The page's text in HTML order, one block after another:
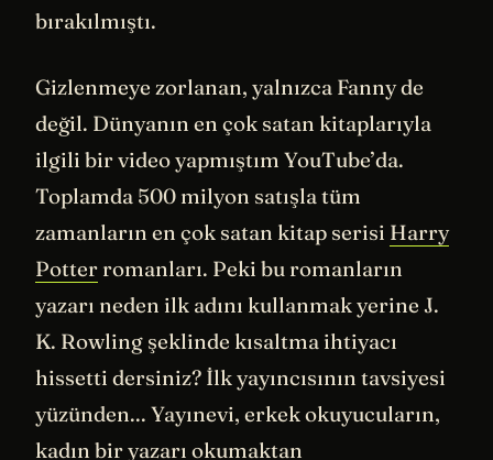
bırakılmıştı.
Gizlenmeye zorlanan, yalnızca Fanny de
değil. Dünyanın en çok satan kitaplarıyla
ilgili bir video yapmıştım YouTube’da.
Toplamda 500 milyon satışla tüm
zamanların en çok satan kitap serisi Harry
Potter romanları. Peki bu romanların
yazarı neden ilk adını kullanmak yerine J.
K. Rowling şeklinde kısaltma ihtiyacı
hissetti dersiniz? İlk yayıncısının tavsiyesi
yüzünden... Yayınevi, erkek okuyucuların,
kadın bir yazarı okumaktan